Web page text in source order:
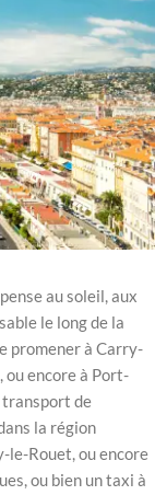
au soleil, aux
le long de la
promener à Carry-
ou encore à Port-
transport de
la région
Rouet, ou encore
ou bien un taxi à